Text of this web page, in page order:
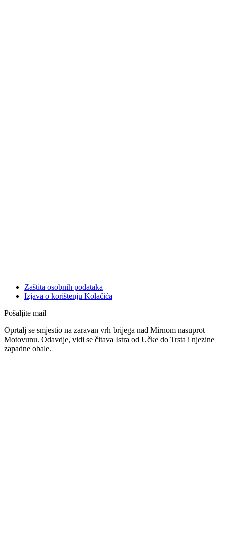
Zaštita osobnih podataka
Izjava o korištenju Kolačića
Pošaljite mail
Oprtalj se smjestio na zaravan vrh brijega nad Mirnom nasuprot
Motovunu. Odavdje, vidi se čitava Istra od Učke do Trsta i njezine
zapadne obale.